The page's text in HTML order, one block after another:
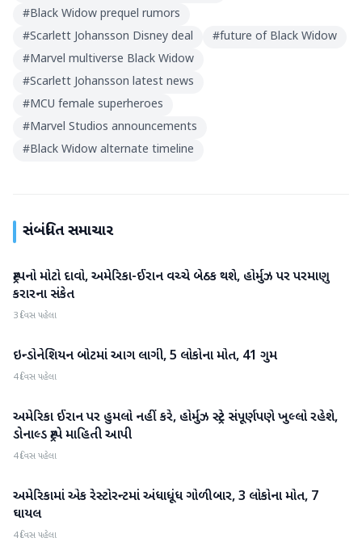
#Black Widow prequel rumors
#Scarlett Johansson Disney deal #future of Black Widow
#Marvel multiverse Black Widow
#Scarlett Johansson latest news
#MCU female superheroes
#Marvel Studios announcements
#Black Widow alternate timeline
સંબંધિત સમાચાર
આંતરરાષ્ટ્રીય
ટ્રમ્પનો મોટો દાવો, અમેરિકા-ઈરાન વચ્ચે બેઠક થશે, હોર્મુઝ પર પરમાણુ
કરારના સંકેત
3 દિવસ પહેલા
આંતરરાષ્ટ્રીય
ઇન્ડોનેશિયન બોટમાં આગ લાગી, 5 લોકોના મોત, 41 ગુમ
4 દિવસ પહેલા
આંતરરાષ્ટ્રીય
અમેરિકા ઈરાન પર હુમલો નહીં કરે, હોર્મુઝ સ્ટ્રેટ સંપૂર્ણપણે ખુલ્લો રહેશે,
ડોનાલ્ડ ટ્રમ્પે માહિતી આપી
4 દિવસ પહેલા
આંતરરાષ્ટ્રીય
અમેરિકામાં એક રેસ્ટોરન્ટમાં અંધાધૂંધ ગોળીબાર, 3 લોકોના મોત, 7
ઘાયલ
4 દિવસ પહેલા